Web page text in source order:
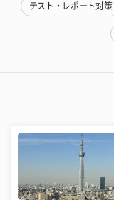
テスト・レポート対策